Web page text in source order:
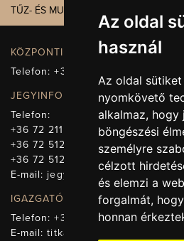
Az oldal
használ
Az oldal sütiket
nyomkövető
alkalmaz, hogy
böngészési
személyre
célzott
és elemzi a
forgalmát,
honnan
TŰZ- ÉS MUNKAVÉDELEM
KÖZPONTI ELÉRHETŐSÉG,
Telefon:+36 72 512-660
JEGYINFORMÁCIÓ
Telefon:
+36 72 211-965
+36 72 512-669
+36 72 512-675
E-mail: jegy@pnsz.hu
IGAZGATÓSÁG, TITKÁRSÁG
Telefon:+36 72 512-671
E-mail:titkarsag@pnsz.hu